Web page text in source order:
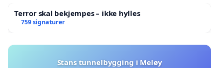
Terror skal bekjempes – ikke hylles
759 signaturer
Stans tunnelbygging i Meløy